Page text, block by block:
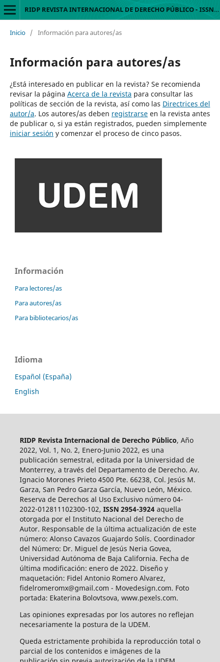
RIDP REVISTA INTERNACIONAL DE DERECHO PÚBLICO - ISSN 2954-3924
Inicio / Información para autores/as
Información para autores/as
¿Está interesado en publicar en la revista? Se recomienda
revisar la página Acerca de la revista para consultar las
políticas de sección de la revista, así como las Directrices del
autor/a. Los autores/as deben registrarseen la revista antes
de publicar o, si ya están registrados, pueden simplemente
iniciar sesión y comenzar el proceso de cinco pasos.
Información
Para lectores/as
Para autores/as
Para bibliotecarios/as
Idioma
Español (España)
English
RIDP Revista Internacional de Derecho Público, Año
2022, Vol. 1, No. 2, Enero-Junio 2022, es una
publicación semestral, editada por la Universidad de
Monterrey, a través del Departamento de Derecho. Av.
Ignacio Morones Prieto 4500 Pte. 66238, Col. Jesús M.
Garza, San Pedro Garza García, Nuevo León, México.
Reserva de Derechos al Uso Exclusivo número 04-
2022-012811102300-102, ISSN 2954-3924aquella
otorgada por el Instituto Nacional del Derecho de
Autor. Responsable de la última actualización de este
número: Alonso Cavazos Guajardo Solís. Coordinador
del Número: Dr. Miguel de Jesús Neria Govea,
Universidad Autónoma de Baja California. Fecha de
última modificación: enero de 2022. Diseño y
maquetación: Fidel Antonio Romero Alvarez,
fidelromeromx@gmail.com - Movedesign.com. Foto
portada: Ekaterina Bolovtsova, www.pexels.com.
Las opiniones expresadas por los autores no reflejan
necesariamente la postura de la UDEM.
Queda estrictamente prohibida la reproducción total o
parcial de los contenidos e imágenes de la